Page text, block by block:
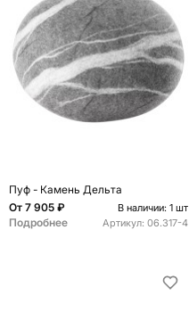
Пуф - Камень Дельта
От 7 905 ₽ В наличии: 1 шт
Подробнее Артикул: 06.317-4